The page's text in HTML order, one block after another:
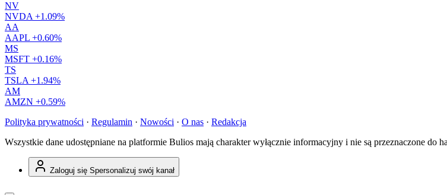
NV
NVDA +1.09%
AA
AAPL +0.60%
MS
MSFT +0.16%
TS
TSLA +1.94%
AM
AMZN +0.59%
Polityka prywatności · Regulamin · Nowości · O nas · Redakcja
Wszystkie dane udostępniane na platformie Bulios mają charakter wyłącznie informacyjny i nie są przeznaczone do
Zaloguj się Spersonalizuj swój kanał